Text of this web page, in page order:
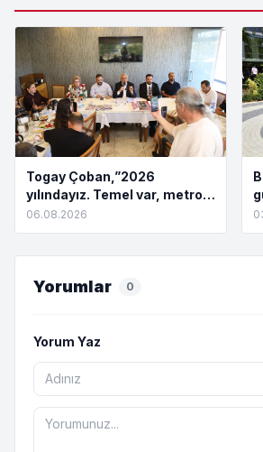
Togay Çoban,”2026
yılındayız. Temel var, metro
yok. Açılış töreni var, hizmet
yok”
06.08.2026
Yorumlar 0
Yorum Yaz